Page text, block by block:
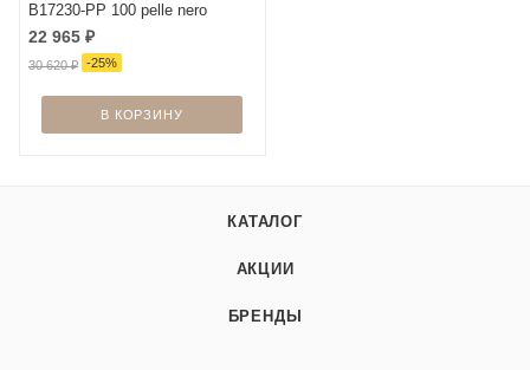
B17230-PP 100 pelle nero
22 965 ₽
30 620₽ -25%
В КОРЗИНУ
КАТАЛОГ
АКЦИИ
БРЕНДЫ